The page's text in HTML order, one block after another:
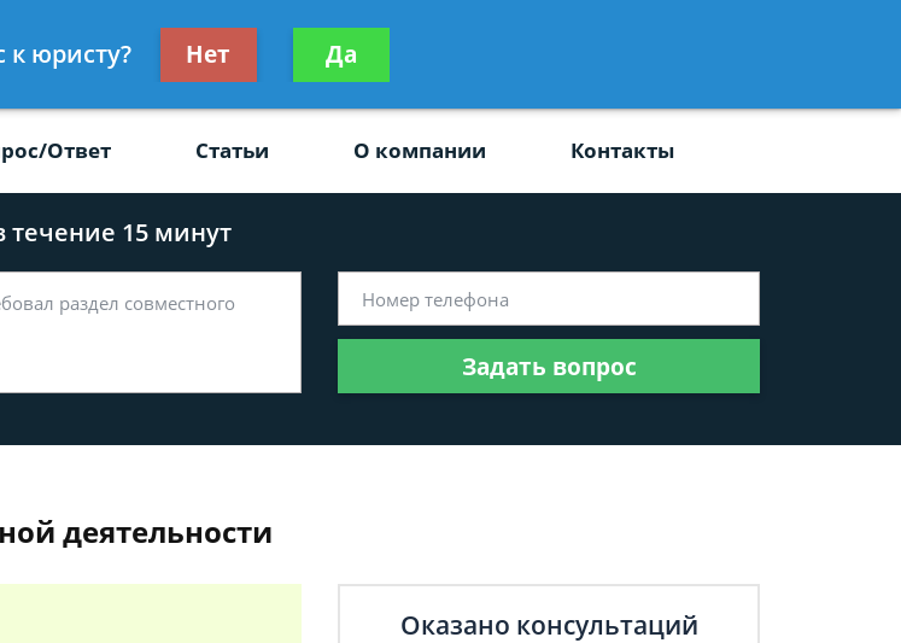
Получите консультацию
бесплатно
Ответ Статьи О компании Контакты
течение 15 минут
Задать вопрос
деятельности
Оказано консультаций
к юристу? Нет Да